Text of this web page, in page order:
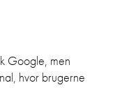
Google, men
hvor brugerne